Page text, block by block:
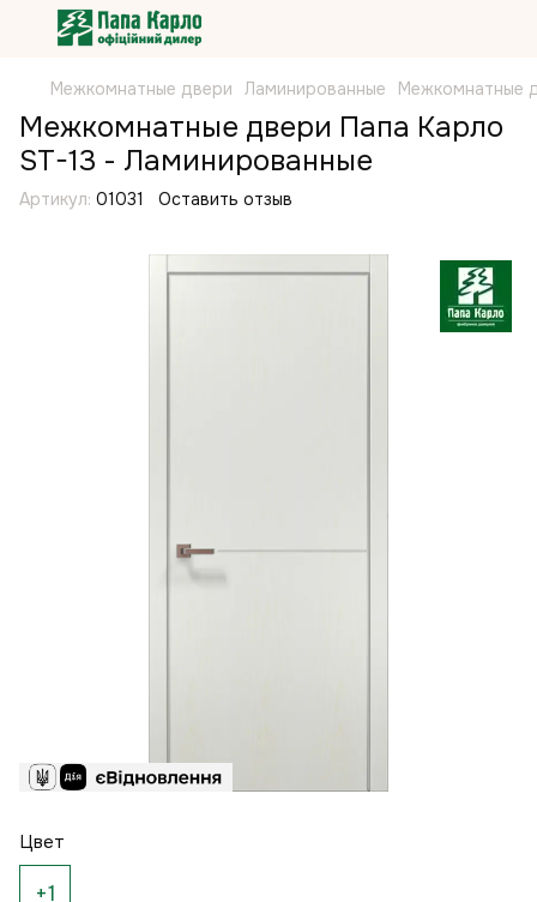
Межкомнатные двери Ламинированные Межкомнатные
Межкомнатные двери Папа Карло
ST-13 - Ламинированные
Артикул: 01031 Оставить отзыв
Цвет
+1